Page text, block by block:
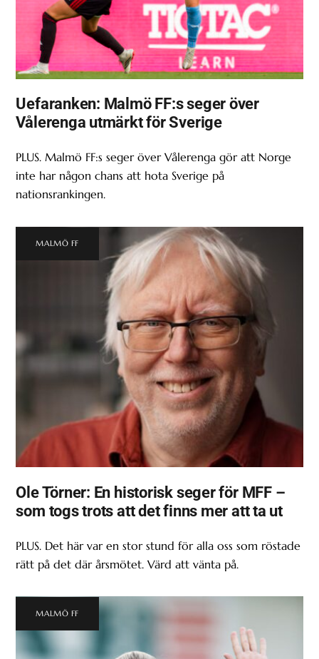
Uefaranken: Malmö FF:s seger över
Vålerenga utmärkt för Sverige
PLUS. Malmö FF:s seger över Vålerenga gör att Norge
inte har någon chans att hota Sverige på
nationsrankingen.
MALMÖ FF
Ole Törner: En historisk seger för MFF –
som togs trots att det finns mer att ta ut
PLUS. Det här var en stor stund för alla oss som röstade
rätt på det där årsmötet. Värd att vänta på.
MALMÖ FF